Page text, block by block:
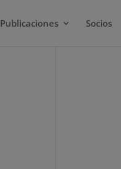
Publicaciones Socios